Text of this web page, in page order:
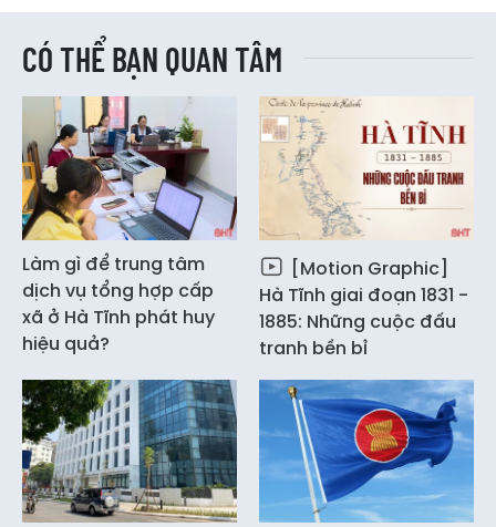
CÓ THỂ BẠN QUAN TÂM
Làm gì để trung tâm
dịch vụ tổng hợp cấp
xã ở Hà Tĩnh phát huy
hiệu quả?
[Motion Graphic]
Hà Tĩnh giai đoạn 1831 -
1885: Những cuộc đấu
tranh bền bỉ